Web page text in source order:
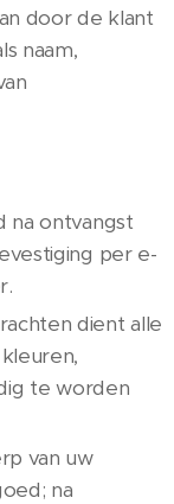
door de klant
naam,
na ontvangst
per e-
dient alle
te worden
van uw
na